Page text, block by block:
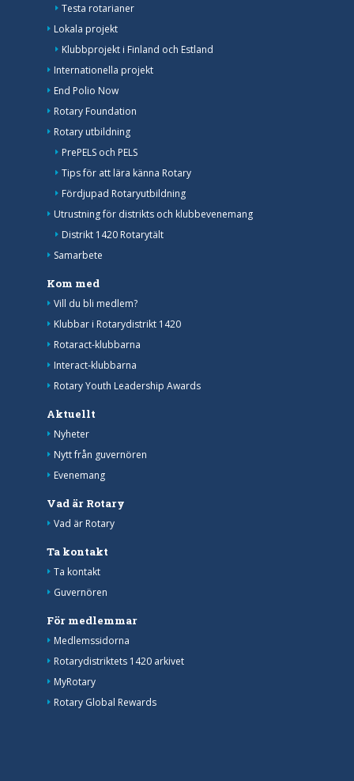
Testa rotarianer
Lokala projekt
Klubbprojekt i Finland och Estland
Internationella projekt
End Polio Now
Rotary Foundation
Rotary utbildning
PrePELS och PELS
Tips för att lära känna Rotary
Fördjupad Rotaryutbildning
Utrustning för distrikts och klubbevenemang
Distrikt 1420 Rotarytält
Samarbete
Kom med
Vill du bli medlem?
Klubbar i Rotarydistrikt 1420
Rotaract-klubbarna
Interact-klubbarna
Rotary Youth Leadership Awards
Aktuellt
Nyheter
Nytt från guvernören
Evenemang
Vad är Rotary
Vad är Rotary
Ta kontakt
Ta kontakt
Guvernören
För medlemmar
Medlemssidorna
Rotarydistriktets 1420 arkivet
MyRotary
Rotary Global Rewards